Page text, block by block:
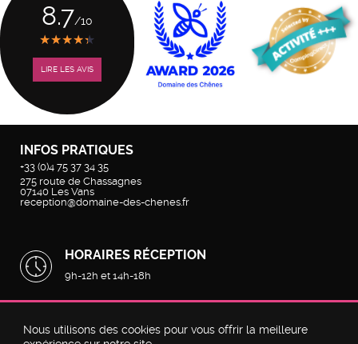
8.7/10
★★★★★
★★★★★
LIRE LES AVIS
INFOS PRATIQUES
+33 (0)4 75 37 34 35
275 route de Chassagnes
07140 Les Vans
reception@domaine-des-chenes.fr
HORAIRES RÉCEPTION
9h-12h et 14h-18h
©2026 Domaine des Chênes Geek Tonic - Mentions légales
Nous utilisons des cookies pour vous offrir la meilleure